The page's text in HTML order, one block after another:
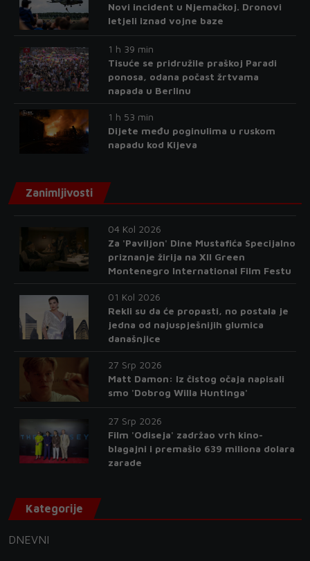
Novi incident u Njemačkoj. Dronovi
letjeli iznad vojne baze
1 h 39 min
Tisuće se pridružile praškoj Paradi
ponosa, odana počast žrtvama
napada u Berlinu
1 h 53 min
Dijete među poginulima u ruskom
napadu kod Kijeva
Zanimljivosti
04 Kol 2026
Za 'Paviljon' Dine Mustafića Specijalno
priznanje žirija na XII Green
Montenegro International Film Festu
01 Kol 2026
Rekli su da će propasti, no postala je
jedna od najuspješnijih glumica
današnjice
27 Srp 2026
Matt Damon: Iz čistog očaja napisali
smo 'Dobrog Willa Huntinga'
27 Srp 2026
Film 'Odiseja' zadržao vrh kino-
blagajni i premašio 639 miliona dolara
zarade
Kategorije
DNEVNI